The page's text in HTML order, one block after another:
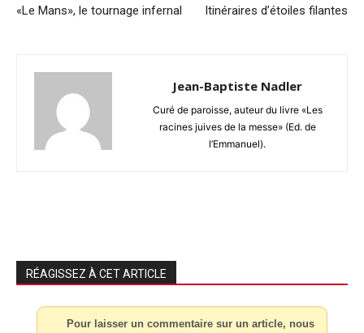
«Le Mans», le tournage infernal Itinéraires d’étoiles filantes
Jean-Baptiste Nadler
Curé de paroisse, auteur du livre «Les
racines juives de la messe» (Ed. de
l’Emmanuel).
RÉAGISSEZ À CET ARTICLE
Pour laisser un commentaire sur un article, nous